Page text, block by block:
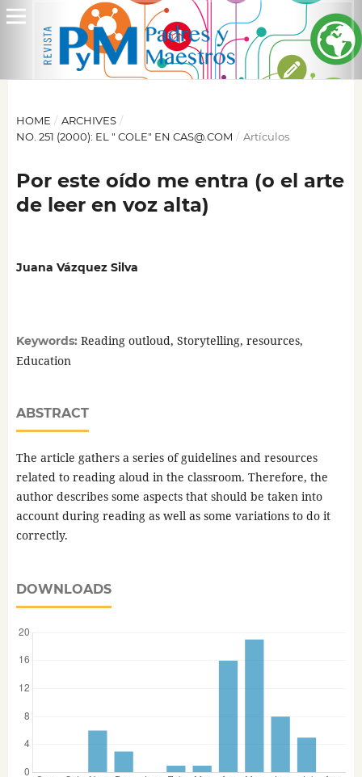
HOME / ARCHIVES /
NO. 251 (2000): EL " COLE" EN CAS@.COM / Artículos
Por este oído me entra (o el arte
de leer en voz alta)
Juana Vázquez Silva
Keywords: Reading outloud, Storytelling, resources,
Education
ABSTRACT
The article gathers a series of guidelines and resources
related to reading aloud in the classroom. Therefore, the
author describes some aspects that should be taken into
account during reading as well as some variations to do it
correctly.
DOWNLOADS